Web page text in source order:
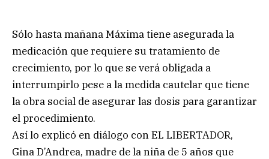
Sólo hasta mañana Máxima tiene asegurada la
medicación que requiere su tratamiento de
crecimiento, por lo que se verá obligada a
interrumpirlo pese a la medida cautelar que tiene
la obra social de asegurar las dosis para garantizar
el procedimiento.
Así lo explicó en diálogo con EL LIBERTADOR,
Gina D’Andrea, madre de la niña de 5 años que